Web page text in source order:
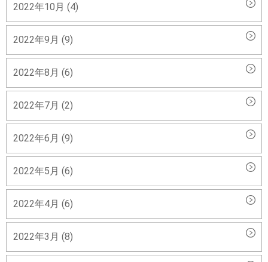
2022年10月 (4)
2022年9月 (9)
2022年8月 (6)
2022年7月 (2)
2022年6月 (9)
2022年5月 (6)
2022年4月 (6)
2022年3月 (8)